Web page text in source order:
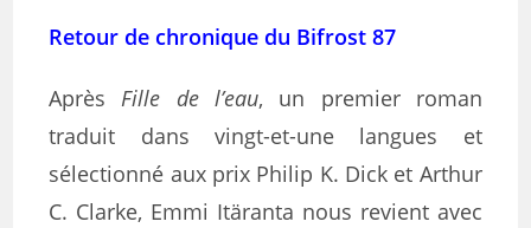
Retour de chronique du Bifrost 87
AprèsFille de l’eau, un premier roman
traduit dans vingt-et-une langues et
sélectionné aux prix Philip K. Dick et Arthur
C. Clarke, Emmi Itäranta nous revient avec